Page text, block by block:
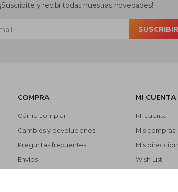
COMPRA
Cómo comprar
Cambios y devoluciones
Preguntas frecuentes
Envíos
MI CUENTA
Mi cuenta
Mis compras
Mis
Wish List
¡Suscribite y recibí todas nuestras novedades!